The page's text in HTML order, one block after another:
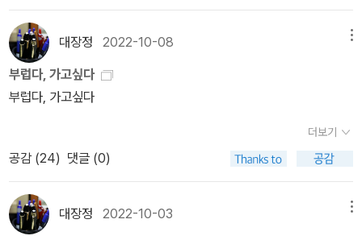
건 읽어보질 못했다. 각설하고, 사랑하면 알게되고 알면 보이나니
그때에 보이는 것은 예전과 같지 않을 것이다....는 말은 참 많이도 회
자되었다. 조선시대 어느 문인의 말이었다고 하는데, 뭐 가만히 생각
해보면 당연한 이야기이긴 한데, 그때는 무슨 대단한 진리를 발견한
어쨌든 멋있는 말이었다. 각성을 촉구하고 사랑을 독려하는 말이랄
까???? 하기사 어떤 대상을 사랑하게 되었는데 그것이 여사로 보일
리가 있겠는가 말이다. 그리고 또 생각나는 이야기 하나. 아마도
답사기 1권에 나오는 어느 대학생의 말. '돌이 말을 하네요'. 감은사지
석탑을 두고 한 말이었다. 불초한 소생이 이 책을 읽고 정말 돌이 말을
대장정 2022-10-08
부럽다, 가고싶다
부럽다, 가고싶다
더보기
공감 (24) 댓글 (0)
대장정 2022-10-03